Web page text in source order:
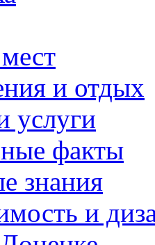
и отдых
услуги
факты
знания
и